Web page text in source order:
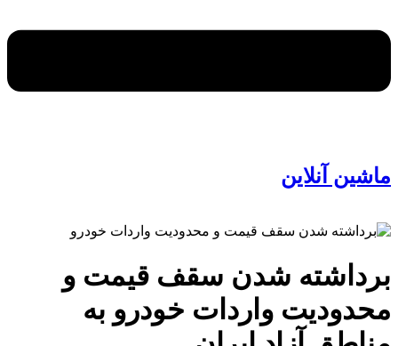
ماشین آنلاین
برداشته شدن سقف قیمت و
محدودیت واردات خودرو به